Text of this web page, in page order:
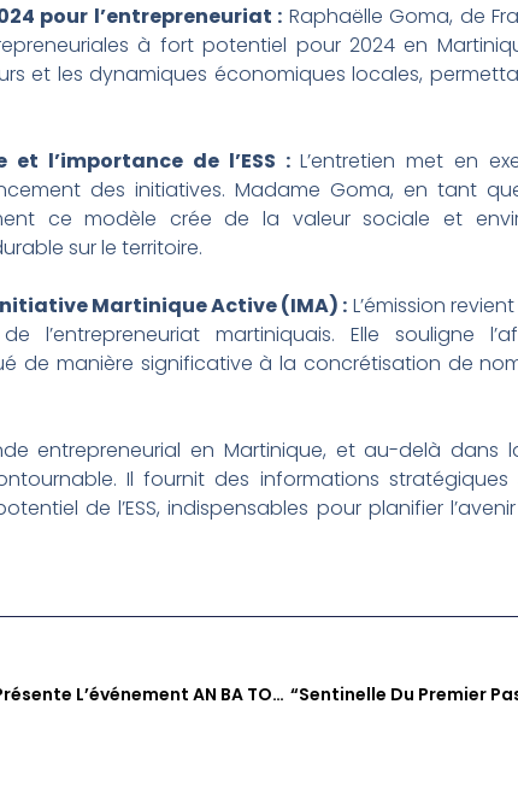
pour l’entrepreneuriat : Raphaëlle Goma, de
à fort potentiel pour 2024 en
et les dynamiques économiques locales,
l’importance de l’ESS :L’entretien met en
des initiatives. Madame Goma, en tant
ce modèle crée de la valeur sociale et
sur le territoire.
Martinique Active (IMA) : L’émission
l’entrepreneuriat martiniquais. Elle souligne
de manière significative à la concrétisation de
entrepreneurial en Martinique, et au-delà dans
Il fournit des informations
de l’ESS, indispensables pour planifier
Kouté Sa : Thierry Vaton Présente L’événement AN BA TOL’, Entre Jazz Afro-Caribéen Et Transmission Au François